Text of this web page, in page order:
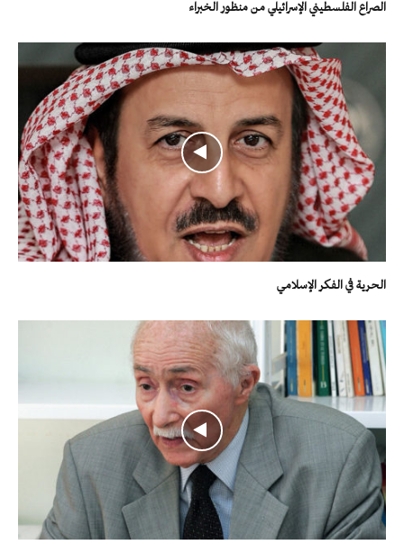
الصراع الفلسطيني الإسرائيلي من منظور الخبراء
الحرية في الفكر الإسلامي